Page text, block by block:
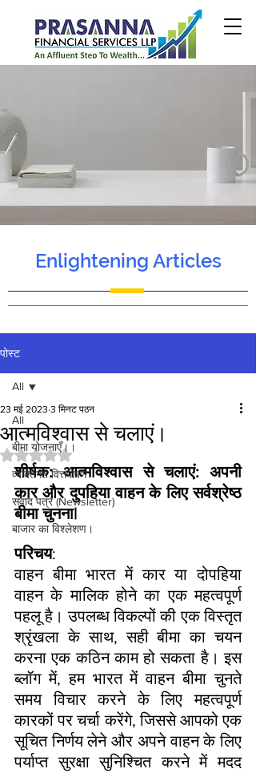
Enlightening Articles
पोस्ट
All
बीमा योजनाएँ।।
व्यक्तिगत वित्तपोषण
संवाद पत्र (Newsletter)
बाजार का विश्लेशण।
All
आत्मविश्वास से चलाएं।
23 मई 2023 3 मिनट पठन
5 स्टार में से NaN रेटिंग दी गई।
शीर्षक: आत्मविश्वास से चलाएं: अपनी
कार और दुपहिया वाहन के लिए सर्वश्रेष्ठ
बीमा चुनना|
परिचय:
वाहन बीमा भारत में कार या दोपहिया
वाहन के मालिक होने का एक महत्वपूर्ण
पहलू है। उपलब्ध विकल्पों की एक विस्तृत
श्रृंखला के साथ, सही बीमा का चयन
करना एक कठिन काम हो सकता है। इस
ब्लॉग में, हम भारत में वाहन बीमा चुनते
समय विचार करने के लिए महत्वपूर्ण
कारकों पर चर्चा करेंगे, जिससे आपको एक
सूचित निर्णय लेने और अपने वाहन के लिए
पर्याप्त सुरक्षा सुनिश्चित करने में मदद